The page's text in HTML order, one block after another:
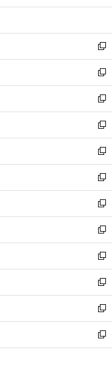
開
ウ
開
く
ン
ウ
で
開
く
ウ
ン
ド
ウ
で
開
く
新
し
い
ウ
ィ
ン
ド
ウ
で
開
く
新
し
い
ウ
ィ
ン
ド
ウ
で
開
く
新
し
い
ウ
ィ
ン
ド
ウ
で
開
く
新
し
い
ウ
ィ
ン
ド
ウ
で
開
く
新
し
い
ウ
ィ
ン
ド
ウ
で
開
く
新
し
い
ウ
ィ
ン
ド
ウ
で
開
く
新
し
い
ウ
ィ
ン
ド
ウ
で
開
く
新
し
い
ウ
ィ
ン
ド
ウ
で
開
新
し
い
ウ
ィ
ン
ド
ウ
新
し
い
ウ
ィ
ン
新
し
い
ウ
新
し